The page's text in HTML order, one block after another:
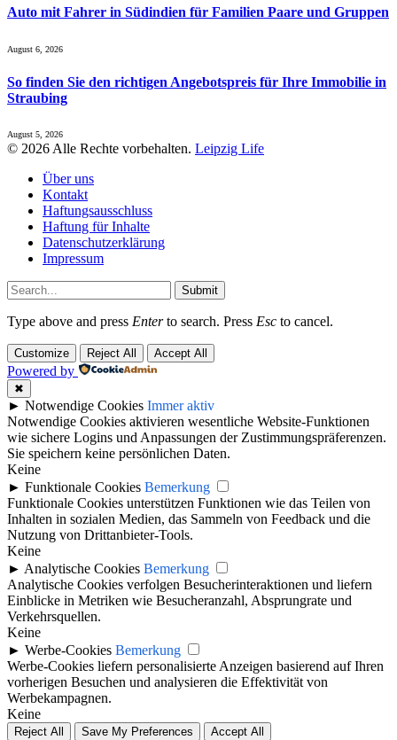
Auto mit Fahrer in Südindien für Familien Paare und Gruppen
August 6, 2026
So finden Sie den richtigen Angebotspreis für Ihre Immobilie in
Straubing
August 5, 2026
© 2026 Alle Rechte vorbehalten. Leipzig Life
Über uns
Kontakt
Haftungsausschluss
Haftung für Inhalte
Datenschutzerklärung
Impressum
Submit
Type above and press Enterto search. Press Esc to cancel.
Customize Reject All Accept All
Powered by
✖
► Notwendige Cookies Immer aktiv
Notwendige Cookies aktivieren wesentliche Website-Funktionen
wie sichere Logins und Anpassungen der Zustimmungspräferenzen.
Sie speichern keine persönlichen Daten.
Keine
► Funktionale Cookies Bemerkung
Funktionale Cookies unterstützen Funktionen wie das Teilen von
Inhalten in sozialen Medien, das Sammeln von Feedback und die
Nutzung von Drittanbieter-Tools.
Keine
► Analytische Cookies Bemerkung
Analytische Cookies verfolgen Besucherinteraktionen und liefern
Einblicke in Metriken wie Besucheranzahl, Absprungrate und
Verkehrsquellen.
Keine
► Werbe-Cookies Bemerkung
Werbe-Cookies liefern personalisierte Anzeigen basierend auf Ihren
vorherigen Besuchen und analysieren die Effektivität von
Werbekampagnen.
Keine
Reject All Save My Preferences Accept All